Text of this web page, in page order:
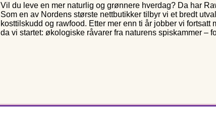
Vil du leve en mer naturlig og grønnere hverdag? Da har
Som en av Nordens største nettbutikker tilbyr vi et bredt
kosttilskudd og rawfood. Etter mer enn ti år jobber vi fortsatt
da vi startet: økologiske råvarer fra naturens spiskammer –